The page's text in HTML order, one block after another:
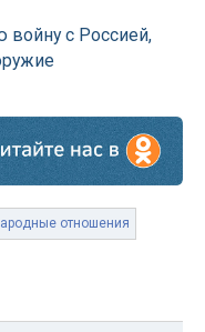
войну с Россией,
отношения